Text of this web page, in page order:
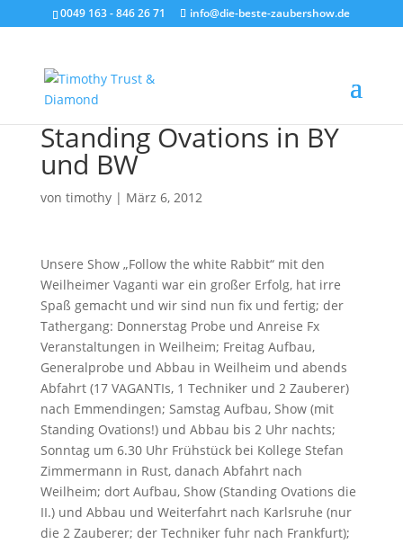
0049 163 - 846 26 71 info@die-beste-zaubershow.de
Standing Ovations in BY
und BW
von timothy| März 6, 2012
Unsere Show „Follow the white Rabbit“ mit den
Weilheimer Vaganti war ein großer Erfolg, hat irre
Spaß gemacht und wir sind nun fix und fertig; der
Tathergang: Donnerstag Probe und Anreise Fx
Veranstaltungen in Weilheim; Freitag Aufbau,
Generalprobe und Abbau in Weilheim und abends
Abfahrt (17 VAGANTIs, 1 Techniker und 2 Zauberer)
nach Emmendingen; Samstag Aufbau, Show (mit
Standing Ovations!) und Abbau bis 2 Uhr nachts;
Sonntag um 6.30 Uhr Frühstück bei Kollege Stefan
Zimmermann in Rust, danach Abfahrt nach
Weilheim; dort Aufbau, Show (Standing Ovations die
II.) und Abbau und Weiterfahrt nach Karlsruhe (nur
die 2 Zauberer; der Techniker fuhr nach Frankfurt);